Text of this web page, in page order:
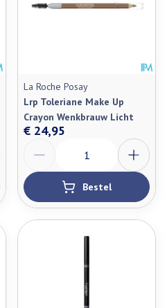
La Roche Posay
Lrp Toleriane Make Up
Crayon Wenkbrauw Licht
€ 24,95
Bestel